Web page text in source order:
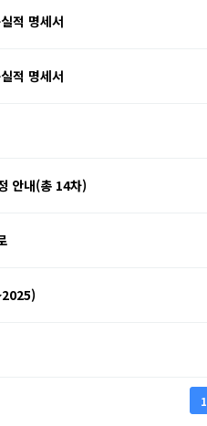
적 명세서
적 명세서
안내(총 14차)
1